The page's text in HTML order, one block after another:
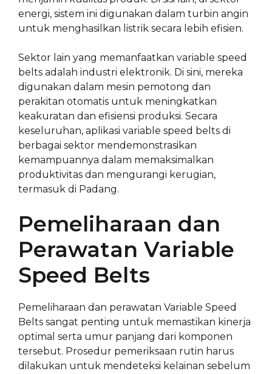
energi, sistem ini digunakan dalam turbin angin
untuk menghasilkan listrik secara lebih efisien.
Sektor lain yang memanfaatkan variable speed
belts adalah industri elektronik. Di sini, mereka
digunakan dalam mesin pemotong dan
perakitan otomatis untuk meningkatkan
keakuratan dan efisiensi produksi. Secara
keseluruhan, aplikasi variable speed belts di
berbagai sektor mendemonstrasikan
kemampuannya dalam memaksimalkan
produktivitas dan mengurangi kerugian,
termasuk di Padang.
Pemeliharaan dan
Perawatan Variable
Speed Belts
Pemeliharaan dan perawatan Variable Speed
Belts sangat penting untuk memastikan kinerja
optimal serta umur panjang dari komponen
tersebut. Prosedur pemeriksaan rutin harus
dilakukan untuk mendeteksi kelainan sebelum